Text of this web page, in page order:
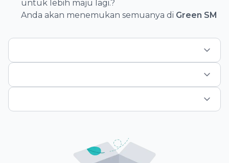
untuk lebih maju lagi.?
Anda akan menemukan semuanya di Green SM